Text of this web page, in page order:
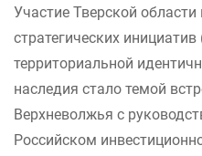
Участие Тверской области
стратегических
территориальной
наследия стало темой
Верхневолжья с
Российском